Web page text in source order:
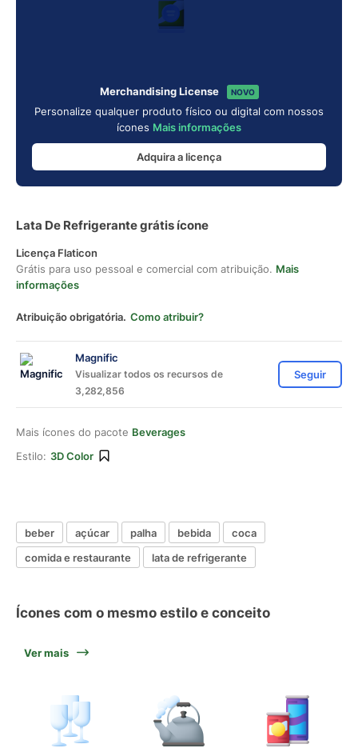
Merchandising License NOVO
Personalize qualquer produto físico ou digital com nossos
ícones Mais informações
Adquira a licença
Lata De Refrigerante grátis ícone
Licença Flaticon
Grátis para uso pessoal e comercial com atribuição. Mais
informações
Atribuição obrigatória. Como atribuir?
Magnific
Visualizar todos os recursos de
3,282,856
Seguir
Mais ícones do pacote Beverages
Estilo: 3D Color
beber açúcar palha bebida
coca
comida e restaurante
lata de refrigerante
Ícones com o mesmo estilo e conceito
Ver mais